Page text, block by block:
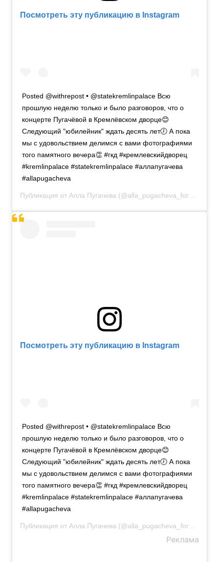
Посмотреть эту публикацию в Instagram
Posted @withrepost • @statekremlinpalace Всю
прошлую неделю только и было разговоров, что о
концерте Пугачёвой в Кремлёвском дворце😊
Следующий "юбилейник" ждать десять лет🕖 А пока
мы с удовольствием делимся с вами фотографиями
того памятного вечера👏 #гкд #кремлевскийдворец
#kremlinpalace #statekremlinpalace #аллапугачева
#allapugacheva
Публикация от Алла Пугачева (@alla_pugacheva_forum)
Посмотреть эту публикацию в Instagram
Posted @withrepost • @statekremlinpalace Всю
прошлую неделю только и было разговоров, что о
концерте Пугачёвой в Кремлёвском дворце😊
Следующий "юбилейник" ждать десять лет🕖 А пока
мы с удовольствием делимся с вами фотографиями
того памятного вечера👏 #гкд #кремлевскийдворец
#kremlinpalace #statekremlinpalace #аллапугачева
#allapugacheva
Публикация от Алла Пугачева (@alla_pugacheva_forum)
Реклама